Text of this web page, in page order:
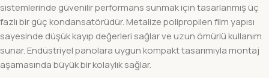
sistemlerinde güvenilir performans sunmak için tasarlanmış üç
fazlı bir güç kondansatörüdür. Metalize polipropilen film yapısı
sayesinde düşük kayıp değerleri sağlar ve uzun ömürlü kullanım
sunar. Endüstriyel panolara uygun kompakt tasarımıyla montaj
aşamasında büyük bir kolaylık sağlar.